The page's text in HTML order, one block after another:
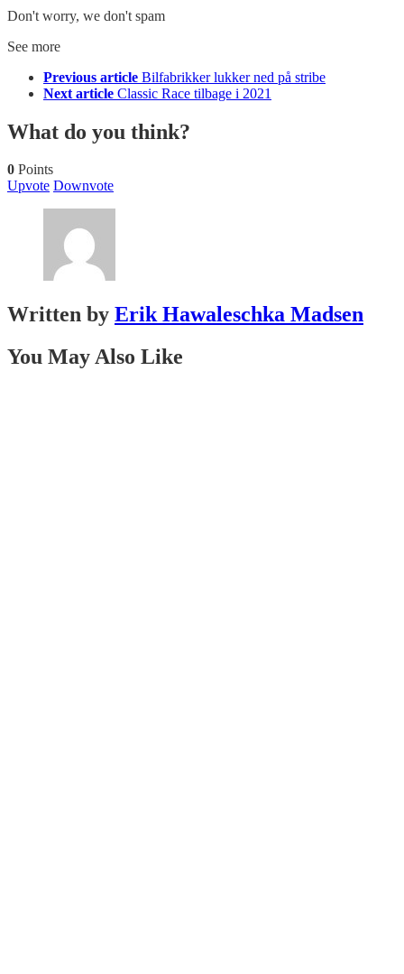
Don't worry, we don't spam
See more
Previous article Bilfabrikker lukker ned på stribe
Next article Classic Race tilbage i 2021
What do you think?
0 Points
Upvote Downvote
Written by Erik Hawaleschka Madsen
You May Also Like